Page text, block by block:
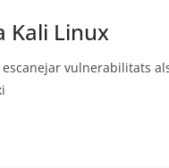
Kali Linux
vulnerabilitats